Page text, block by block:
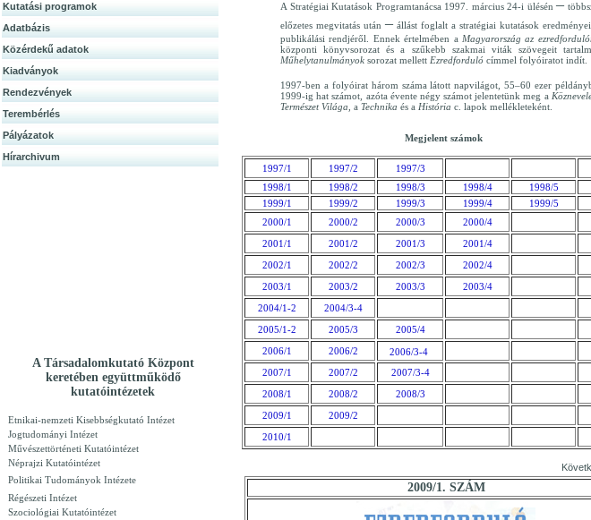
Kutatási programok
Adatbázis
Közérdek­ű adatok
Kiadványok
Rendezvények
Terembérlés
Pályázatok
Hírarchivum
A Társadalomkutató Központ
keretében együttműködő
kutatóintézetek
Etnikai-nemzeti Kisebbségkutató Intézet
Jogtudományi Intézet
Művészettörténeti Kutatóintézet
Néprajzi Kutatóintézet
Politikai Tudományok Intézete
Régészeti Intézet
Szociológiai Kutatóintézet
A Stratégiai Kutatások Programtanácsa 1997. március 24-i ülésén–
előzetes megvitatás után – állást foglalt a stratégiai kutatások
publikálási rendjéről. Ennek értelmében a Magyarország az
központi könyvsorozat és a szűkebb szakmai viták szövegeit
Műhelytanulmányok sorozat mellett Ezredforduló címmel folyóiratot indít.
1997-ben a folyóirat három száma látott napvilágot, 55–60 ezer
1999-ig hat számot, azóta évente négy számot jelentetünk meg a
Természet Világa, a Technika és a História c. lapok mellékleteként.
Megjelent számok
1997/1 1997/2
1997/3
1998/1
1998/2 1998/3 1998/4 1998/5
1999/1
1999/2 1999/3 1999/4 1999/5
2000/1
2000/2 2000/3
2000/4
2001/1
2001/2 2001/3
2001/4
2002/1
2002/2 2002/3
2002/4
2003/1
2003/2 2003/3
2003/4
2004/1-2
2004/3-4
2005/1-2
2005/3
2005/4
2006/1
2006/2
2006/3-4
2007/1
2007/2
2007/3-4
2008/1
2008/2
2008/3
2009/1
2009/2
2010/1
2009/1. SZÁM